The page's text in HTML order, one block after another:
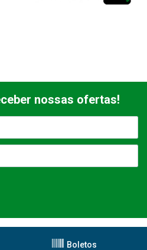
nossas ofertas!
Boletos